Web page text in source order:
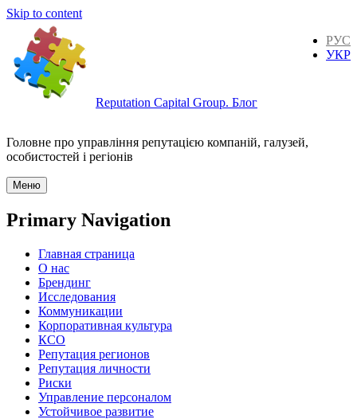
Skip to content
Reputation Capital Group. Блог
РУС
УКР
Головне про управління репутацією компаній, галузей,
особистостей і регіонів
Меню
Primary Navigation
Главная страница
О нас
Брендинг
Исследования
Коммуникации
Корпоративная культура
КСО
Репутация регионов
Репутация личности
Риски
Управление персоналом
Устойчивое развитие